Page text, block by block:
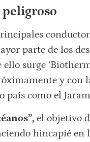
peligroso
parte de los
surge
y con
país como el
el objetivo
hincapié en